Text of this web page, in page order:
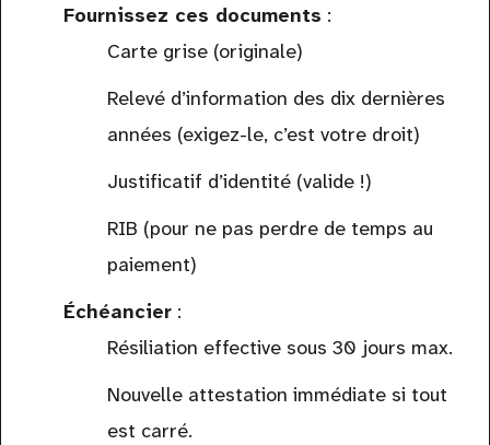
Fournissez ces documents :
Carte grise (originale)
Relevé d’information des dix dernières
années (exigez-le, c’est votre droit)
Justificatif d’identité (valide !)
RIB (pour ne pas perdre de temps au
paiement)
Échéancier:
Résiliation effective sous 30 jours max.
Nouvelle attestation immédiate si tout
est carré.